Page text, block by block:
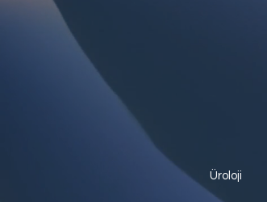
Sokak No:2 18/B Merkez/ISPARTA
Üroloji